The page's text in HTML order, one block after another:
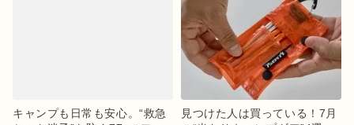
キャンプも日常も安心。“救急
見つけた人は買っている！7月